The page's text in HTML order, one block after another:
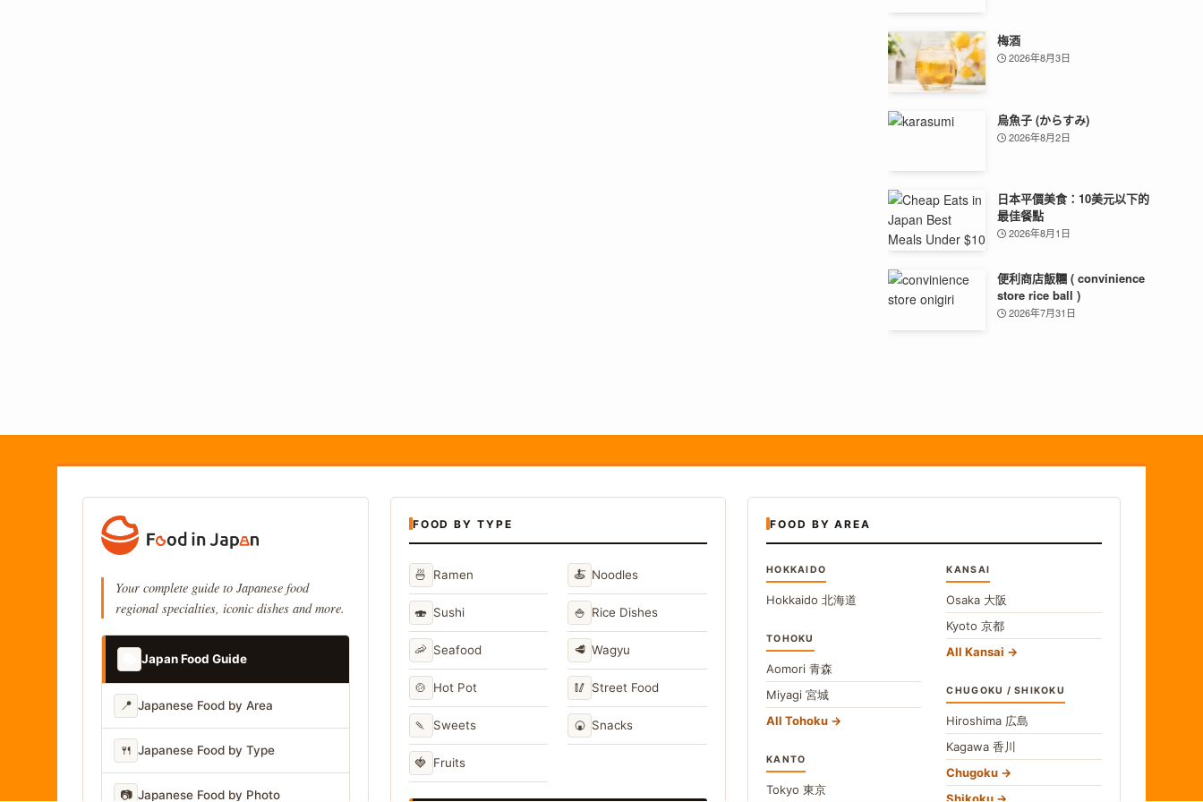
梅酒
2026年8月3日
烏魚子 (からすみ)
2026年8月2日
日本平價美食：10美元以下的
最佳餐點
2026年8月1日
便利商店飯糰 ( convinience
store rice ball )
2026年7月31日
Your complete guide to Japanese food
regional specialties, iconic dishes and more.
Japan Food Guide
📍 Japanese Food by Area
🍴 Japanese Food by Type
📷 Japanese Food by Photo
FOOD BY TYPE
🍜 Ramen 🍝 Noodles
🍣 Sushi 🍚 Rice Dishes
🦐 Seafood 🥩 Wagyu
🍲 Hot Pot 🥢 Street Food
🍡 Sweets 🍘 Snacks
🍓 Fruits
FOOD BY AREA
HOKKAIDO
Hokkaido 北海道
TOHOKU
Aomori 青森
Miyagi 宮城
All Tohoku
KANTO
Tokyo 東京
KANSAI
Osaka 大阪
Kyoto京都
All Kansai
CHUGOKU / SHIKOKU
Hiroshima 広島
Kagawa香川
Chugoku
Shikoku